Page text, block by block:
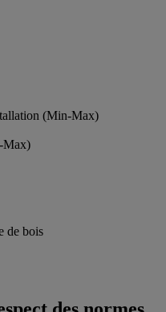
(Min-Max)
Max)
de bois